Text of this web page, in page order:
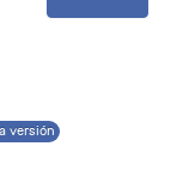
versión